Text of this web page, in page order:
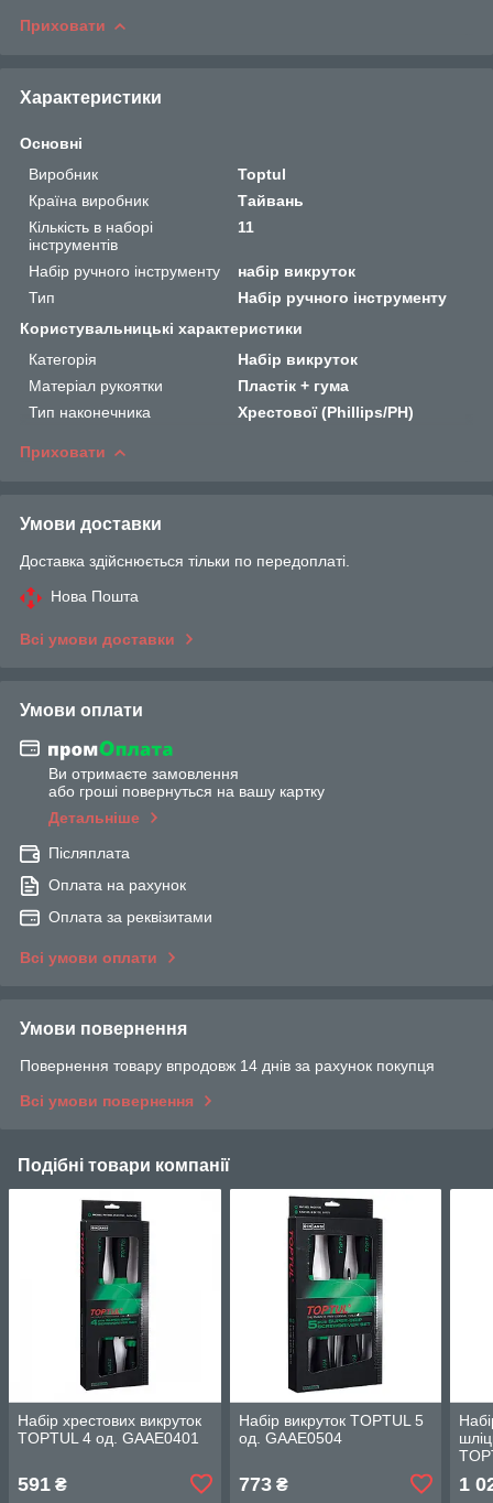
Приховати
Характеристики
Основні
Виробник
Toptul
Країна виробник
Тайвань
Кількість в наборі
інструментів
11
Набір ручного інструменту
набір викруток
Тип
Набір ручного інструменту
Користувальницькі характеристики
Категорія
Набір викруток
Матеріал рукоятки
Пластік + гума
Тип наконечника
Хрестової (Phillips/PH)
Приховати
Умови доставки
Доставка здійснюється тільки по передоплаті.
Нова Пошта
Всі умови доставки
Умови оплати
Ви отримаєте замовлення
або гроші повернуться на вашу картку
Детальніше
Післяплата
Оплата на рахунок
Оплата за реквізитами
Всі умови оплати
Умови повернення
Повернення товару впродовж 14 днів за рахунок покупця
Всі умови повернення
Подібні товари компанії
Набір хрестових викруток
TOPTUL 4 од. GAAE0401
591 ₴
Набір викруток TOPTUL 5
од. GAAE0504
773₴ 1